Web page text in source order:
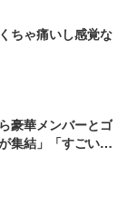
ちゃ痛いし感覚な
豪華メンバーとゴ
集結」「すごい人